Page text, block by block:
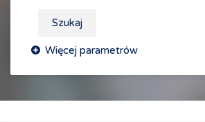
Szukaj